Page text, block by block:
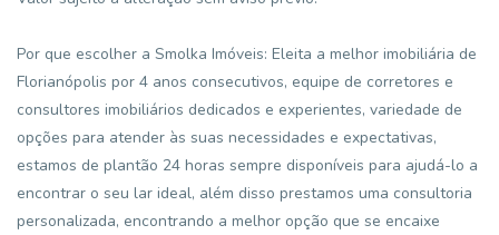
Por que escolher a Smolka Imóveis: Eleita a melhor imobiliária de
Florianópolis por 4 anos consecutivos, equipe de corretores e
consultores imobiliários dedicados e experientes, variedade de
opções para atender às suas necessidades e expectativas,
estamos de plantão 24 horas sempre disponíveis para ajudá-lo a
encontrar o seu lar ideal, além disso prestamos uma consultoria
personalizada, encontrando a melhor opção que se encaixe